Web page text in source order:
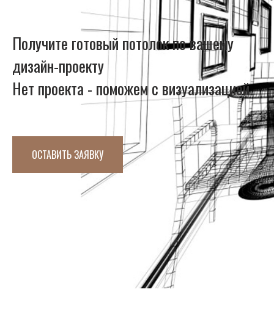
Получите готовый потолок по вашему
дизайн-проекту
Нет проекта - поможем с визуализацией
ОСТАВИТЬ ЗАЯВКУ